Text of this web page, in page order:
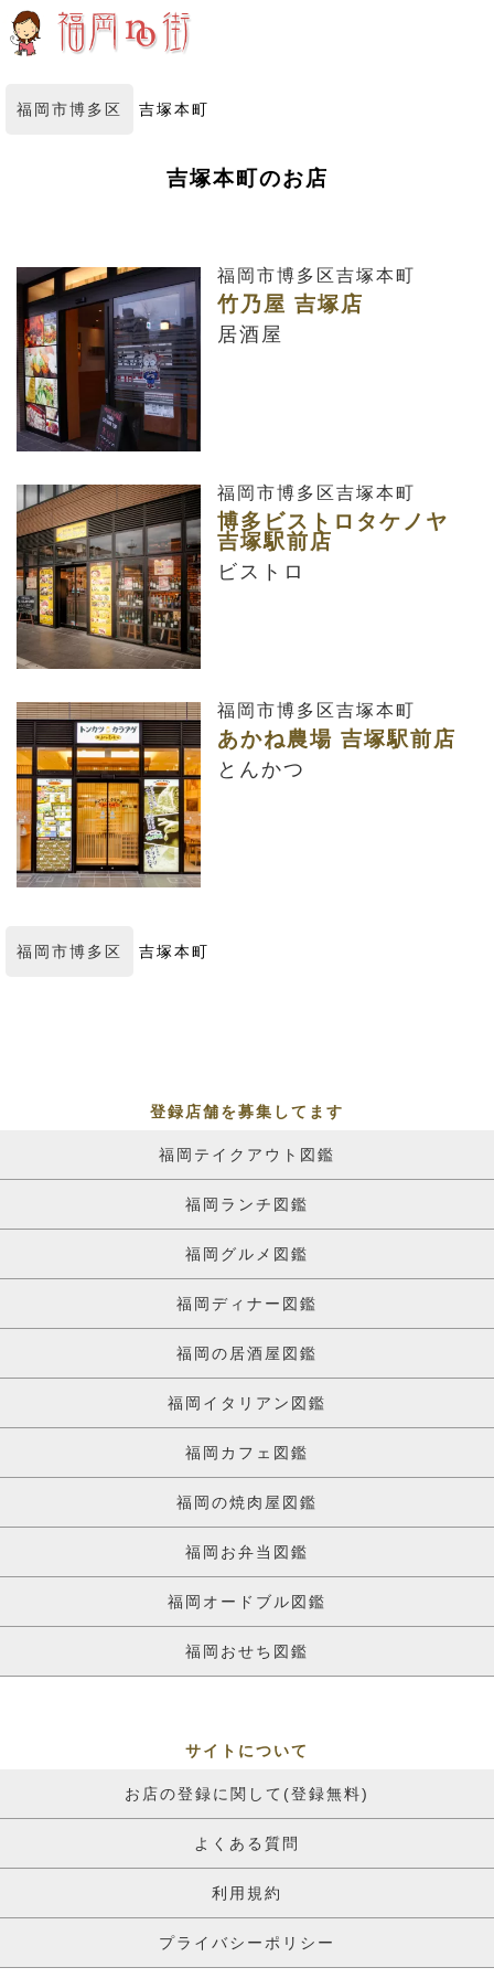
福岡市博多区 吉塚本町
吉塚本町のお店
福岡市博多区吉塚本町
竹乃屋 吉塚店
居酒屋
福岡市博多区吉塚本町
博多ビストロタケノヤ
吉塚駅前店
ビストロ
福岡市博多区吉塚本町
あかね農場 吉塚駅前店
とんかつ
福岡市博多区 吉塚本町
登録店舗を募集してます
福岡テイクアウト図鑑
福岡ランチ図鑑
福岡グルメ図鑑
福岡ディナー図鑑
福岡の居酒屋図鑑
福岡イタリアン図鑑
福岡カフェ図鑑
福岡の焼肉屋図鑑
福岡お弁当図鑑
福岡オードブル図鑑
福岡おせち図鑑
サイトについて
お店の登録に関して(登録無料)
よくある質問
利用規約
プライバシーポリシー